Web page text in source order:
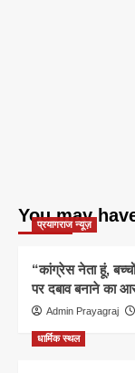
You may
प्रयागराज न्यूज़
“कांग्रेस नेता हूं,
पर दबाव बनाने का
Admin Prayagraj
धार्मिक स्थल